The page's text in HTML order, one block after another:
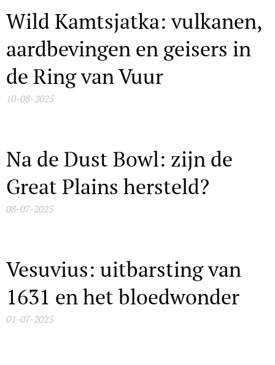
Wild Kamtsjatka: vulkanen,
aardbevingen en geisers in
de Ring van Vuur
10-08-2025
Na de Dust Bowl: zijn de
Great Plains hersteld?
08-07-2025
Vesuvius: uitbarsting van
1631 en het bloedwonder
01-07-2025